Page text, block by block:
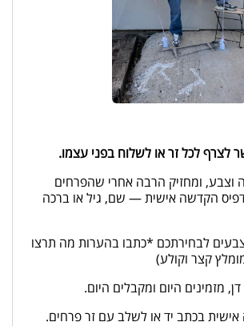
לצרף לכל זר או לשלוח בפני עצמו.
וצבע, ומחזיק הרבה אחרי שהפרחים
הקדשה אישית — שם, גיל או ברכה
לבחירתכם *כתבו בהערות מה תרצו
קצר וקולע)
מזמינים היום ומקבלים היום.
בכתב יד או לשלב עם זר פרחים.